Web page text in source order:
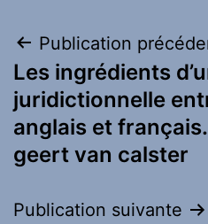
Navigation
de
l’article
Publication
Les ingrédients
juridictionnelle
anglais et
geert van calster
Publication suivante